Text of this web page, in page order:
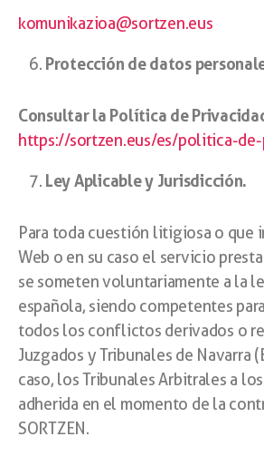
komunikazioa@sortzen.eus
Protección de datos
Consultar la Política de
https://sortzen.eus/es/politica-de-
Ley Aplicable y Jurisdicción.
Para toda cuestión litigiosa o que
Web o en su caso el servicio
se someten voluntariamente a la
española, siendo competentes
todos los conflictos derivados o
Juzgados y Tribunales de Navarra
caso, los Tribunales Arbitrales a
adherida en el momento de la
SORTZEN.